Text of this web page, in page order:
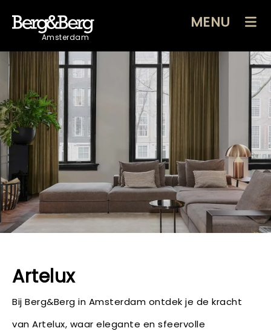
Amsterdam
MENU
Artelux
Bij Berg&Berg in Amsterdam ontdek je de kracht
van Artelux, waar elegante en sfeervolle